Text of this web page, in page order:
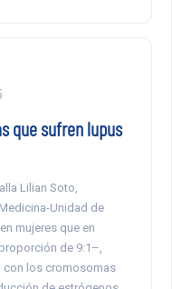
que sufren lupus
Lilian Soto,
Unidad de
mujeres que en
de 9:1–,
con los cromosomas